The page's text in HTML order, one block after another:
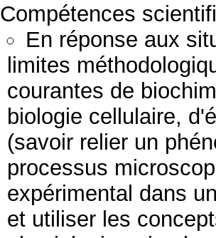
Compétences
En réponse aux
limites
courantes de
biologie cellulaire,
(savoir relier un
processus
expérimental dans
et utiliser les